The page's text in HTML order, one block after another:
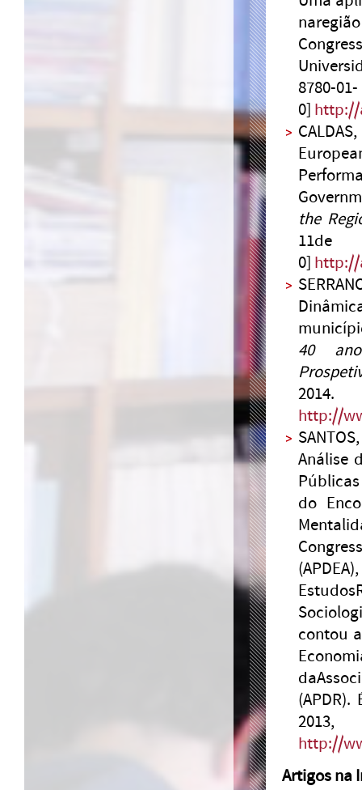
8780-01-
0] http://
the
11de
0] http://
40
2014.
http://
Análise
do
contou
http://
Artigos na